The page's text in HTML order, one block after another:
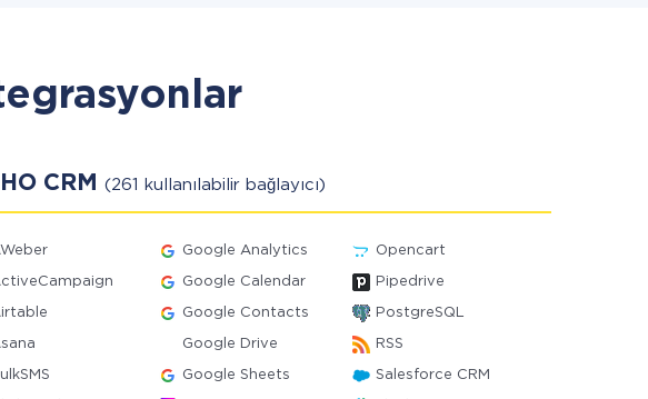
CRM (261 kullanılabilir bağlayıcı)
Google Analytics Opencart
Google Calendar Pipedrive
Google Contacts PostgreSQL
Google Drive RSS
Google Sheets Salesforce CRM